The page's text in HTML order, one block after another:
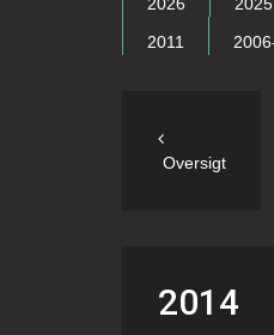
2026 2025
2011
Oversigt
2014